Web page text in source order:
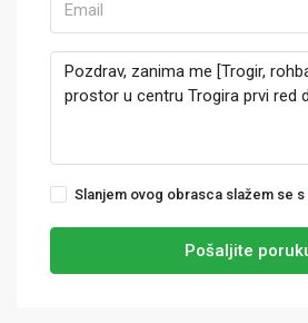
Slanjem ovog obrasca slažem se s
Pošaljite